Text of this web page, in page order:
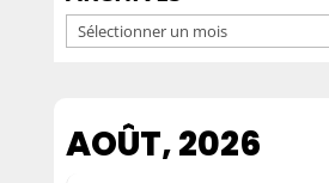
Archives
AOÛT, 2026